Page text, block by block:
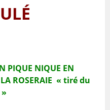
PIQUE NIQUE EN
LA ROSERAIE « tiré du